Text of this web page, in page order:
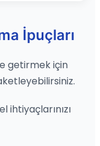
İpuçları
getirmek için
ihtiyaçlarınızı